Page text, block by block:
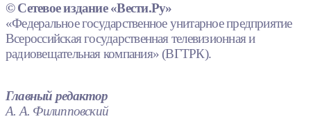
© Сетевое издание «Вести.Ру»
«Федеральное государственное унитарное предприятие
Всероссийская государственная телевизионная и
радиовещательная компания» (ВГТРК).
Главный редактор
А. А. Филипповский